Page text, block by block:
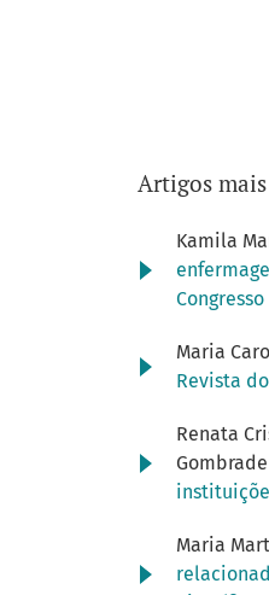
Artigos
Kamila
Maria
Revista
Renata
Maria